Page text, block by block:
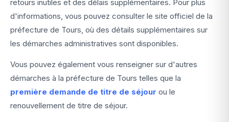
retours inutiles et des délais supplémentaires. Pour plus
d'informations, vous pouvez consulter le site officiel de la
préfecture de Tours, où des détails supplémentaires sur
les démarches administratives sont disponibles.
Vous pouvez également vous renseigner sur d'autres
démarches à la préfecture de Tours telles que la
première demande de titre de séjour ou le
renouvellement de titre de séjour.